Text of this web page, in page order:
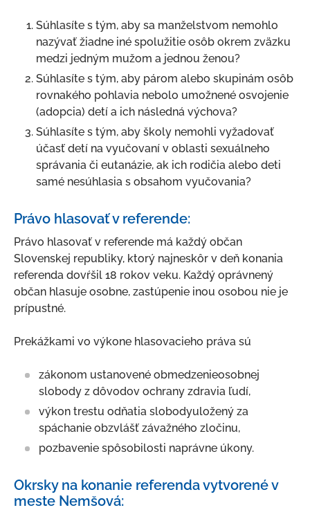
Voľby do NR SR
Prezidentské voľby
Voľby do Európskeho parlamentu
Referendum
Referendum 2023
Referendum 2026
Súhlasíte s tým, aby sa manželstvom nemohlo
nazývať žiadne iné spolužitie osôb okrem zväzku
medzi jedným mužom a jednou ženou?
Súhlasíte s tým, aby párom alebo skupinám osôb
rovnakého pohlavia nebolo umožnené osvojenie
(adopcia) detí a ich následná výchova?
Súhlasíte s tým, aby školy nemohli vyžadovať
účasť detí na vyučovaní v oblasti sexuálneho
správania či eutanázie, ak ich rodičia alebo deti
samé nesúhlasia s obsahom vyučovania?
Právo hlasovať v referende:
Právo hlasovať v referende má každý občan
Slovenskej republiky, ktorý najneskôr v deň konania
referenda dovŕšil 18 rokov veku. Každý oprávnený
občan hlasuje osobne, zastúpenie inou osobou nie je
prípustné.
Prekážkami vo výkone hlasovacieho práva sú
zákonom ustanovené obmedzenieosobnej
slobody z dôvodov ochrany zdravia ľudí,
výkon trestu odňatia slobodyuložený za
spáchanie obzvlášť závažného zločinu,
pozbavenie spôsobilosti naprávne úkony.
Okrsky na konanie referenda vytvorené v
meste Nemšová: